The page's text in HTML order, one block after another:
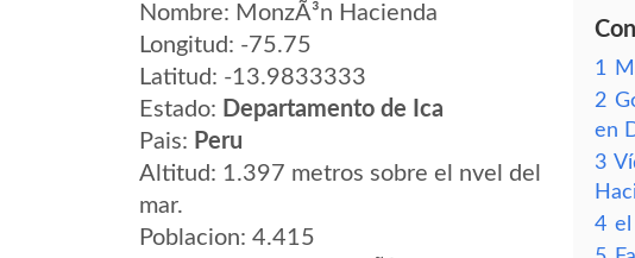
Nombre: MonzÃ³n Hacienda
Longitud: -75.75
Latitud: -13.9833333
Estado: Departamento de Ica
Pais: Peru
Altitud: 1.397 metros sobre el nvel del
mar.
Poblacion: 4.415
1
2
en
3
4 el